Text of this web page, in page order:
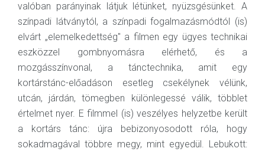
valóban parányinak látjuk létünket, nyüzsgésünket. A
színpadi látványtól, a színpadi fogalmazásmódtól (is)
elvárt „elemelkedettség" a filmen egy ügyes technikai
eszközzel gombnyomásra elérhető, és a
mozgásszínvonal, a tánctechnika, amit egy
kortárstánc-előadáson esetleg csekélynek vélünk,
utcán, járdán, tömegben különlegessé válik, többlet
értelmet nyer. E filmmel (is) veszélyes helyzetbe került
a kortárs tánc: újra bebizonyosodott róla, hogy
sokadmagával többre megy, mint egyedül. Lebukott: